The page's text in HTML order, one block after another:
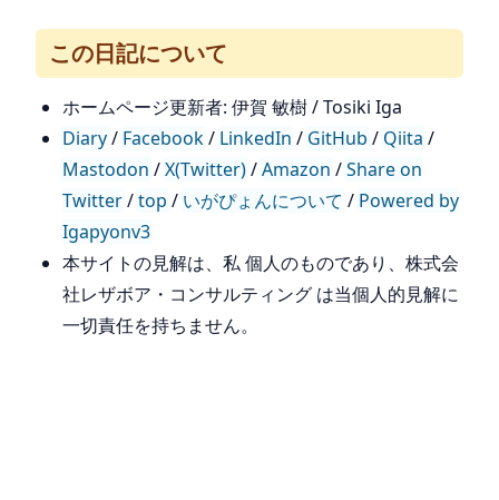
この日記について
ホームページ更新者: 伊賀 敏樹 / Tosiki Iga
Diary/ Facebook/ LinkedIn / GitHub / Qiita /
Mastodon /X(Twitter)/Amazon /Share on
Twitter/top / いがぴょんについて / Powered by
Igapyonv3
本サイトの見解は、私 個人のものであり、株式会
社レザボア・コンサルティング は当個人的見解に
一切責任を持ちません。